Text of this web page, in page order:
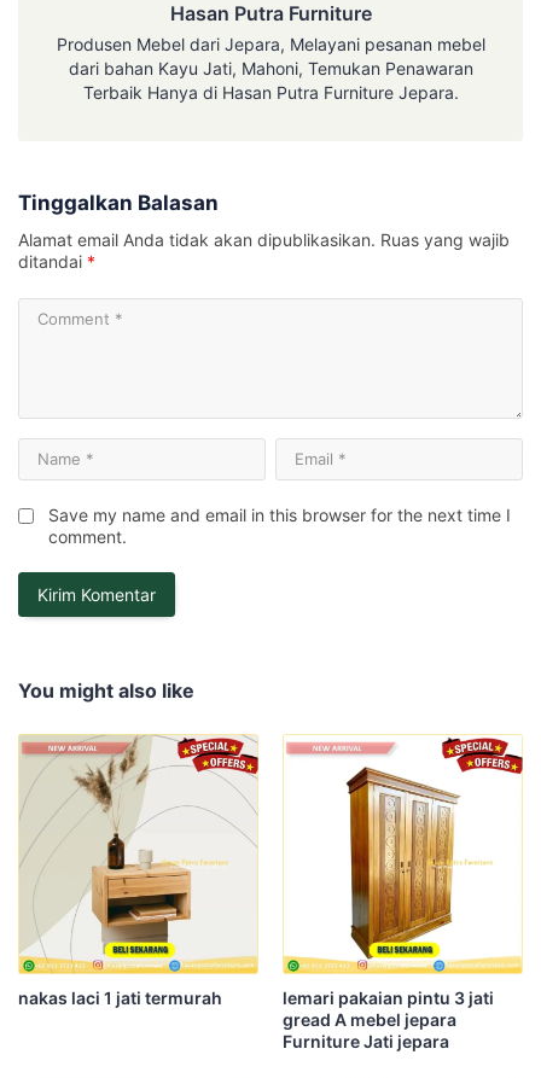
Hasan Putra Furniture
Produsen Mebel dari Jepara, Melayani pesanan mebel
dari bahan Kayu Jati, Mahoni, Temukan Penawaran
Terbaik Hanya di Hasan Putra Furniture Jepara.
Tinggalkan Balasan
Alamat email Anda tidak akan dipublikasikan. Ruas yang wajib
ditandai *
Save my name and email in this browser for the next time I
comment.
You might also like
nakas laci 1 jati termurah
lemari pakaian pintu 3 jati
gread A mebel jepara
Furniture Jati jepara